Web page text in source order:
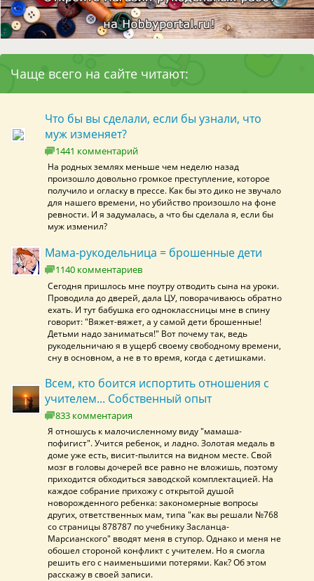
Чаще всего на сайте читают:
Что бы вы сделали, если бы узнали, что
муж изменяет?
1441 комментарий
На родных землях меньше чем неделю назад
произошло довольно громкое преступление, которое
получило и огласку в прессе. Как бы это дико не звучало
для нашего времени, но убийство произошло на фоне
ревности. И я задумалась, а что бы сделала я, если бы
муж изменил?
Мама-рукодельница = брошенные дети
1140 комментариев
Сегодня пришлось мне поутру отводить сына на уроки.
Проводила до дверей, дала ЦУ, поворачиваюсь обратно
ехать. И тут бабушка его одноклассницы мне в спину
говорит: "Вяжет-вяжет, а у самой дети брошенные!
Детьми надо заниматься!" Вот почему так, ведь
рукодельничаю я в ущерб своему свободному времени,
сну в основном, а не в то время, когда с детишками.
Всем, кто боится испортить отношения с
учителем... Собственный опыт
833 комментария
Я отношусь к малочисленному виду "мамаша-
пофигист". Учится ребенок, и ладно. Золотая медаль в
доме уже есть, висит-пылится на видном месте. Свой
мозг в головы дочерей все равно не вложишь, поэтому
приходится обходиться заводской комплектацией. На
каждое собрание прихожу с открытой душой
новорожденного ребенка: закономерные вопросы
других, ответственных мам, типа "как вы решали №768
со страницы 878787 по учебнику Засланца-
Марсианского" вводят меня в ступор. Однако и меня не
обошел стороной конфликт с учителем. Но я смогла
решить его с наименьшими потерями. Как? Об этом
расскажу в своей записи.